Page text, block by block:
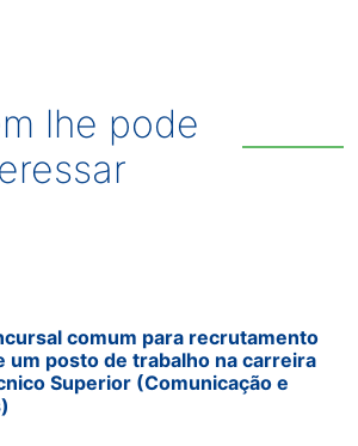
lhe pode
comum para recrutamento
um posto de trabalho na carreira
Superior (Comunicação e